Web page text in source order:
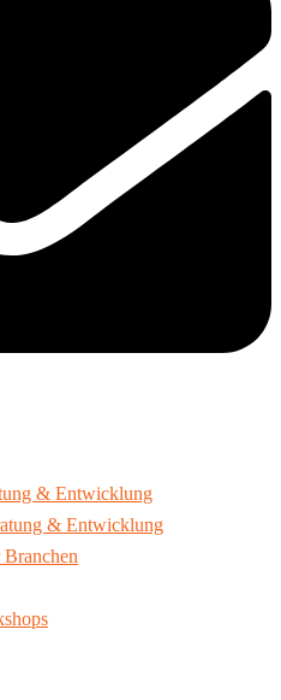
& Entwicklung
& Entwicklung